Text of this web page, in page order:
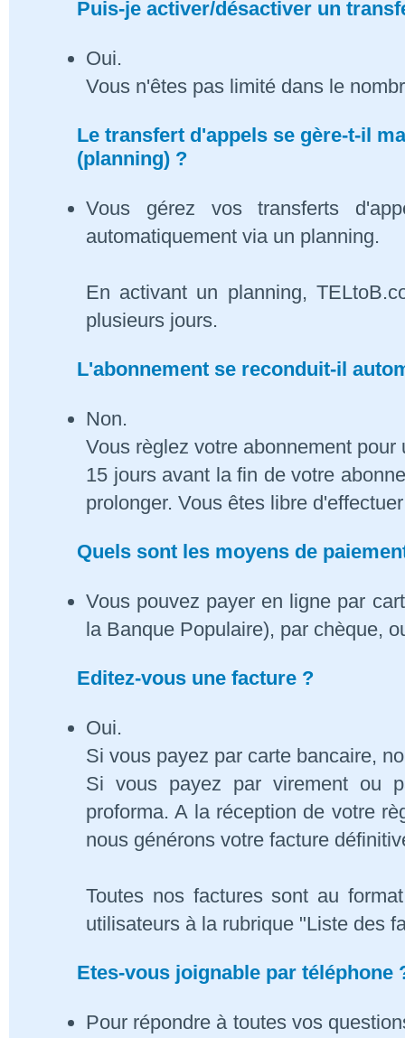
Puis-je activer/désactiver un
Oui.
Vous n'êtes pas limité dans le
Le transfert d'appels se gère-t-il
(planning) ?
Vous gérez vos transferts
automatiquement via un planning.
En activant un planning,
plusieurs jours.
L'abonnement se reconduit-il
Non.
Vous règlez votre abonnement
15 jours avant la fin de votre
prolonger. Vous êtes libre
Quels sont les moyens de
Vous pouvez payer en ligne par
la Banque Populaire), par chèque,
Editez-vous une facture ?
Oui.
Si vous payez par carte bancaire,
Si vous payez par virement ou
proforma. A la réception de votre
nous générons votre facture
Toutes nos factures sont au
utilisateurs à la rubrique "Liste des
Etes-vous joignable par téléphone
Pour répondre à toutes vos